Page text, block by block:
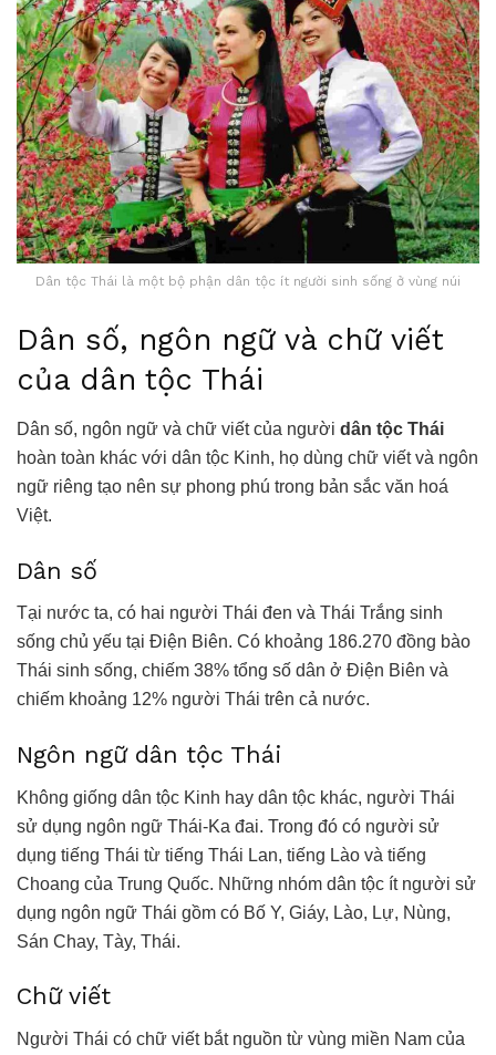
Dân tộc Thái là một bộ phận dân tộc ít người sinh sống ở vùng núi
Dân số, ngôn ngữ và chữ viết
của dân tộc Thái
Dân số, ngôn ngữ và chữ viết của người dân tộc Thái
hoàn toàn khác với dân tộc Kinh, họ dùng chữ viết và ngôn
ngữ riêng tạo nên sự phong phú trong bản sắc văn hoá
Việt.
Dân số
Tại nước ta, có hai người Thái đen và Thái Trắng sinh
sống chủ yếu tại Điện Biên. Có khoảng 186.270 đồng bào
Thái sinh sống, chiếm 38% tổng số dân ở Điện Biên và
chiếm khoảng 12% người Thái trên cả nước.
Ngôn ngữ dân tộc Thái
Không giống dân tộc Kinh hay dân tộc khác, người Thái
sử dụng ngôn ngữ Thái-Ka đai. Trong đó có người sử
dụng tiếng Thái từ tiếng Thái Lan, tiếng Lào và tiếng
Choang của Trung Quốc. Những nhóm dân tộc ít người sử
dụng ngôn ngữ Thái gồm có Bố Y, Giáy, Lào, Lự, Nùng,
Sán Chay, Tày, Thái.
Chữ viết
Người Thái có chữ viết bắt nguồn từ vùng miền Nam của